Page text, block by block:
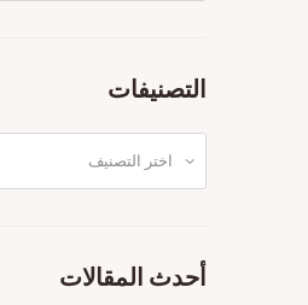
التصنيفات
أحدث المقالات